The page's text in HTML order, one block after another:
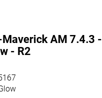
Maverick AM 7.4.3 -
- R2